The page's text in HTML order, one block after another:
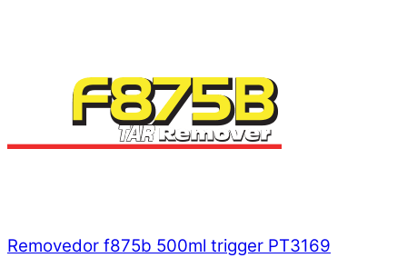
Removedor f875b 500ml trigger PT3169